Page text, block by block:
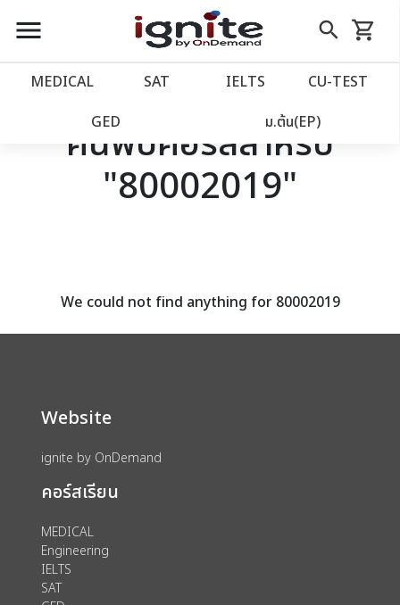
close
account_balance หน้าแรก
เว็บไซต์อิกไนท์
โปรโมชั่น
assignment ลงทะเบียน
menu search
Skip
to
shopping_cart
รถเข็น
MEDICAL SAT IELTS CU‑TEST
GED ม.ต้น(EP)
ค้นพบคอร์สสำหรับ
"80002019"
We could not find anything for 80002019
Website
ignite by OnDemand
คอร์สเรียน
MEDICAL
Engineering
IELTS
SAT